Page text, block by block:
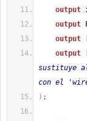
output
output
output
output
sustituye
con el
) ;